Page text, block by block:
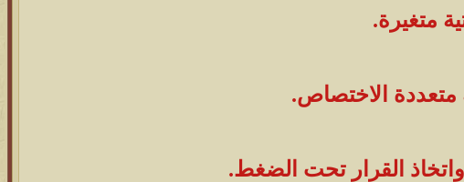
متغيرة.
الاختصاص.
القرار تحت الضغط.